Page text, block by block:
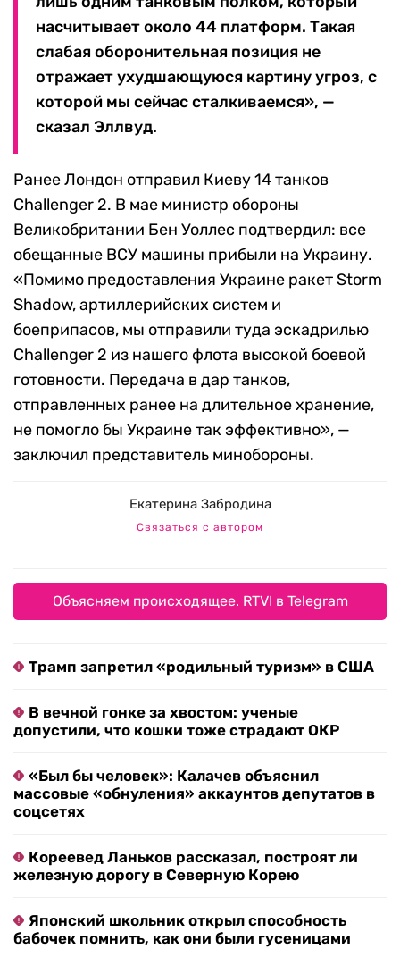
насчитывает около 44 платформ. Такая
слабая оборонительная позиция не
отражает ухудшающуюся картину угроз, с
которой мы сейчас сталкиваемся», —
сказал Эллвуд.
Ранее Лондон отправил Киеву 14 танков
Challenger 2. В мае министр обороны
Великобритании Бен Уоллес подтвердил: все
обещанные ВСУ машины прибыли на Украину.
«Помимо предоставления Украине ракет Storm
Shadow, артиллерийских систем и
боеприпасов, мы отправили туда эскадрилью
Challenger 2 из нашего флота высокой боевой
готовности. Передача в дар танков,
отправленных ранее на длительное хранение,
не помогло бы Украине так эффективно», —
заключил представитель минобороны.
Екатерина Забродина
Связаться с автором
Объясняем происходящее. RTVI в Telegram
Трамп запретил «родильный туризм» в США
В вечной гонке за хвостом: ученые
допустили, что кошки тоже страдают ОКР
«Был бы человек»: Калачев объяснил
массовые «обнуления» аккаунтов депутатов в
соцсетях
Кореевед Ланьков рассказал, построят ли
железную дорогу в Северную Корею
Японский школьник открыл способность
бабочек помнить, как они были гусеницами